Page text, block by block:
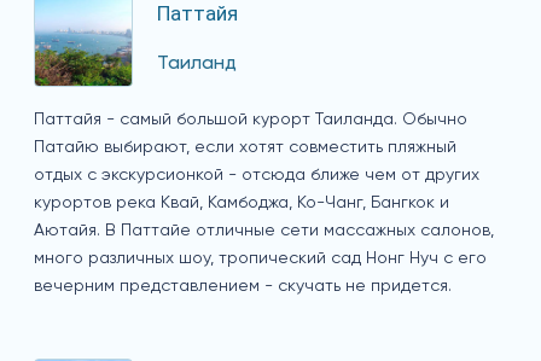
Паттайя
Таиланд
Паттайя - самый большой курорт Таиланда. Обычно
Патайю выбирают, если хотят совместить пляжный
отдых с экскурсионкой - отсюда ближе чем от других
курортов река Квай, Камбоджа, Ко-Чанг, Бангкок и
Аютайя. В Паттайе отличные сети массажных салонов,
много различных шоу, тропический сад Нонг Нуч с его
вечерним представлением - скучать не придется.